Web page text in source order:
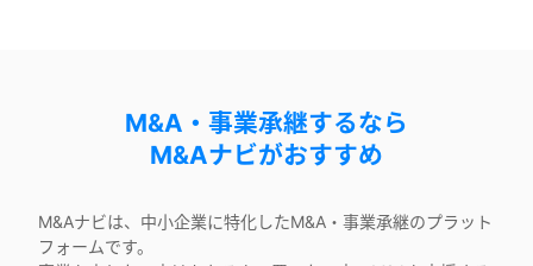
M&A・事業承継するなら
M&Aナビがおすすめ
M&Aナビは、中小企業に特化したM&A・事業承継のプラット
フォームです。